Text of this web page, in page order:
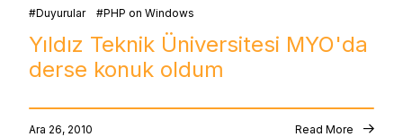
Duyurular PHP on Windows
Yıldız Teknik Üniversitesi MYO'da
derse konuk oldum
Ara 26, 2010 Read More